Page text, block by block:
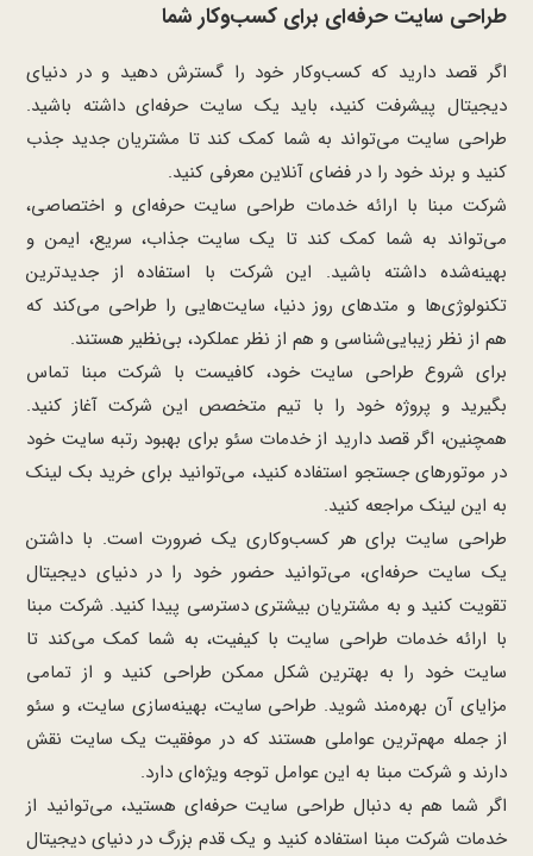
طراحی سایت حرفه‌ای برای کسب‌وکار شما
اگر قصد دارید که کسب‌وکار خود را گسترش دهید و در دنیای
دیجیتال پیشرفت کنید، باید یک سایت حرفه‌ای داشته باشید.
طراحی سایت می‌تواند به شما کمک کند تا مشتریان جدید جذب
کنید و برند خود را در فضای آنلاین معرفی کنید.
شرکت مبنا با ارائه خدمات طراحی سایت حرفه‌ای و اختصاصی،
می‌تواند به شما کمک کند تا یک سایت جذاب، سریع، ایمن و
بهینه‌شده داشته باشید. این شرکت با استفاده از جدیدترین
تکنولوژی‌ها و متدهای روز دنیا، سایت‌هایی را طراحی می‌کند که
هم از نظر زیبایی‌شناسی و هم از نظر عملکرد، بی‌نظیر هستند.
برای شروع طراحی سایت خود، کافیست با شرکت مبنا تماس
بگیرید و پروژه خود را با تیم متخصص این شرکت آغاز کنید.
همچنین، اگر قصد دارید از خدمات سئو برای بهبود رتبه سایت خود
در موتورهای جستجو استفاده کنید، می‌توانید برای خرید بک لینک
به این لینک مراجعه کنید.
طراحی سایت برای هر کسب‌وکاری یک ضرورت است. با داشتن
یک سایت حرفه‌ای، می‌توانید حضور خود را در دنیای دیجیتال
تقویت کنید و به مشتریان بیشتری دسترسی پیدا کنید. شرکت مبنا
با ارائه خدمات طراحی سایت با کیفیت، به شما کمک می‌کند تا
سایت خود را به بهترین شکل ممکن طراحی کنید و از تمامی
مزایای آن بهره‌مند شوید. طراحی سایت، بهینه‌سازی سایت، و سئو
از جمله مهم‌ترین عواملی هستند که در موفقیت یک سایت نقش
دارند و شرکت مبنا به این عوامل توجه ویژه‌ای دارد.
اگر شما هم به دنبال طراحی سایت حرفه‌ای هستید، می‌توانید از
خدمات شرکت مبنا استفاده کنید و یک قدم بزرگ در دنیای دیجیتال